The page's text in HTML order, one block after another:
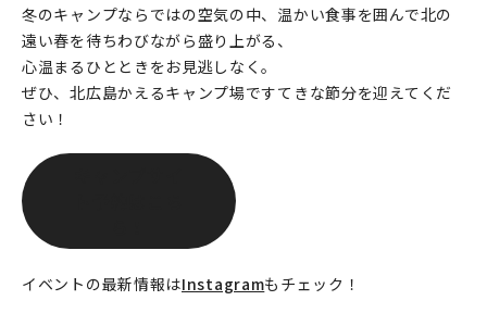
冬のキャンプならではの空気の中、温かい食事を囲んで北の
遠い春を待ちわびながら盛り上がる、
心温まるひとときをお見逃しなく。
ぜひ、北広島かえるキャンプ場ですてきな節分を迎えてくだ
さい！
イベントの最新情報はInstagramもチェック！